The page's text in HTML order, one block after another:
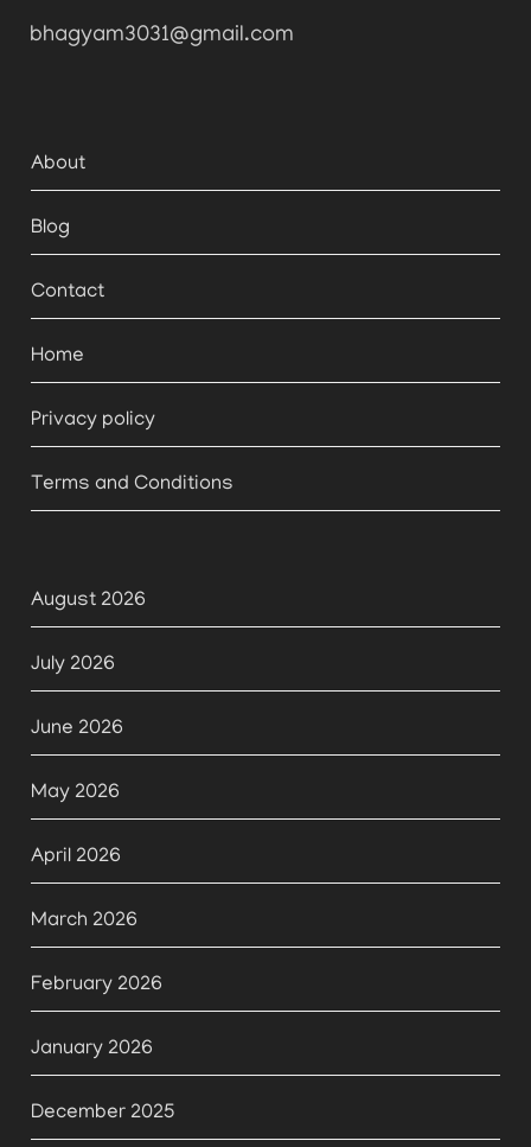
bhagyam3031@gmail.com
About
Blog
Contact
Home
Privacy policy
Terms and Conditions
August 2026
July 2026
June 2026
May 2026
April 2026
March 2026
February 2026
January 2026
December 2025